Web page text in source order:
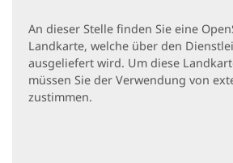
An dieser Stelle finden Sie eine
Landkarte, welche über den
ausgeliefert wird. Um diese
müssen Sie der Verwendung von
zustimmen.